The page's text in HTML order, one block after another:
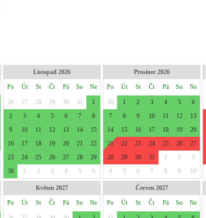
Listopad 2026
Po Út St Čt Pá So Ne
26 27 28 29 30 31
1
2
3 4 5 6 7
8
9
10 11 12 13 14
15
16
17 18 19 20 21
22
23
24 25 26 27 28
29
30
1 2 3 4 5 6
Prosinec 2026
Po Út St Čt Pá So Ne
30 1 2 3 4 5
6
7
8 9 10 11 12
13
14
15 16 17 18 19
20
21
22 23 24 25 26
27
28
29 30 31 1 2
3
4
5 6 7 8 9 10
Květen 2027
Po Út St Čt Pá So Ne
Červen 2027
Po Út St Čt Pá So Ne